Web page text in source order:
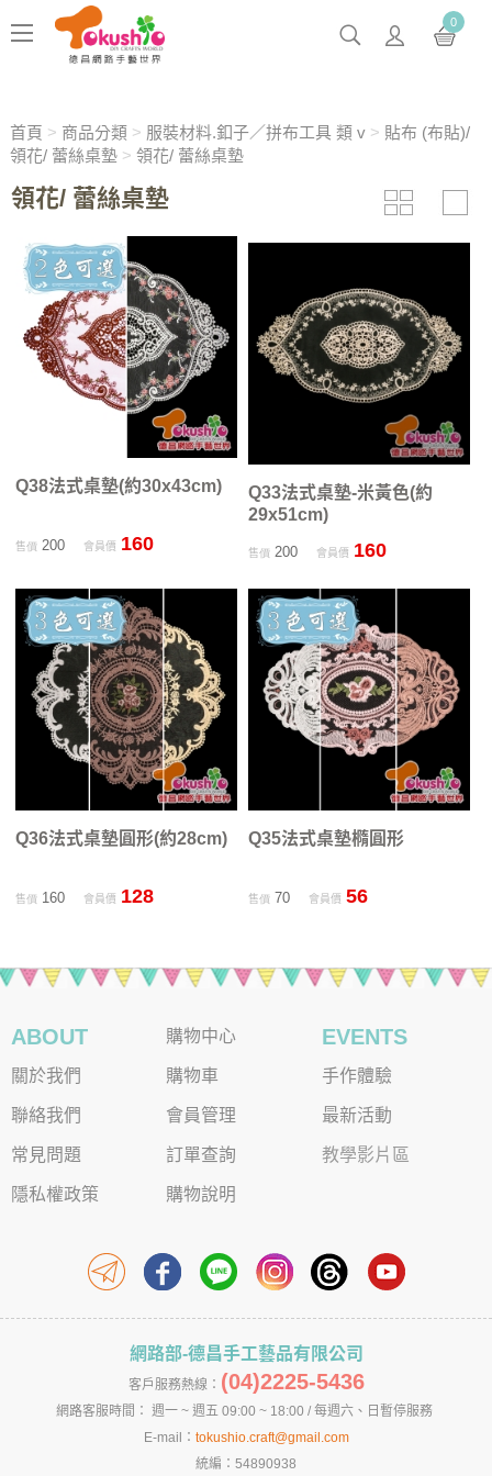
0
首頁 > 商品分類> 服裝材料.釦子／拼布工具 類 v> 貼布 (布貼)/
領花/ 蕾絲桌墊> 領花/ 蕾絲桌墊
領花/ 蕾絲桌墊
Q38法式桌墊(約30x43cm)
售價200 會員價 160
Q33法式桌墊-米黃色(約
29x51cm)
售價 200 會員價 160
Q36法式桌墊圓形(約28cm)
售價160 會員價 128
Q35法式桌墊橢圓形
售價 70 會員價 56
ABOUT
關於我們
聯絡我們
常見問題
隱私權政策
購物中心
購物車
會員管理
訂單查詢
購物說明
EVENTS
手作體驗
最新活動
教學影片區
網路部-德昌手工藝品有限公司
客戶服務熱線： (04)2225-5436
網路客服時間： 週一 ~ 週五 09:00 ~ 18:00 / 每週六、日暫停服務
E-mail： tokushio.craft@gmail.com
統編：54890938